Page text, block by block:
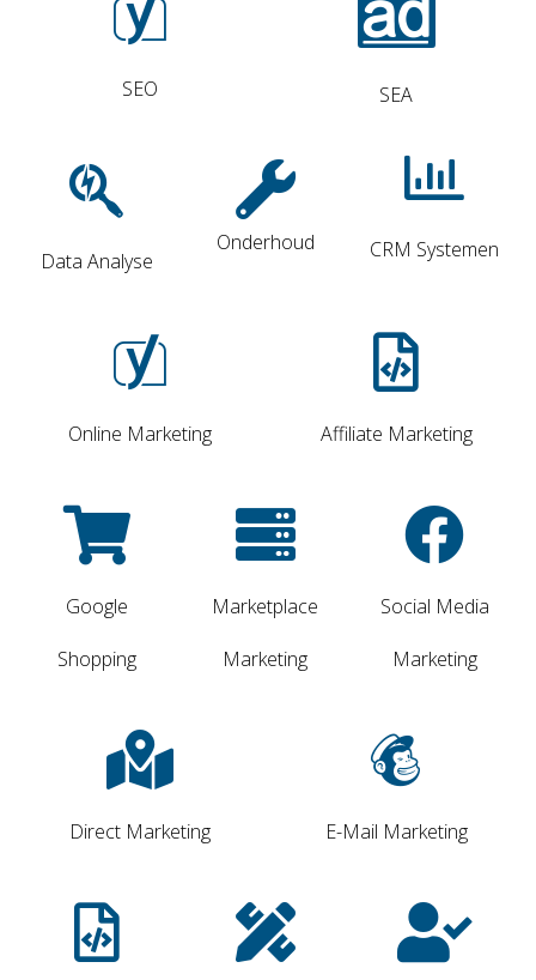
SEO SEA
Data Analyse
Onderhoud CRM Systemen
Online Marketing Affiliate Marketing
Google
Shopping
Marketplace
Marketing
Social Media
Marketing
Direct Marketing E-Mail Marketing